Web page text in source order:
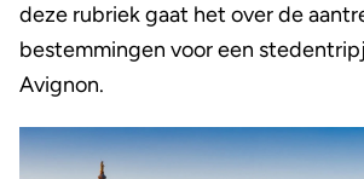
deze rubriek gaat het over de
bestemmingen voor een
Avignon.